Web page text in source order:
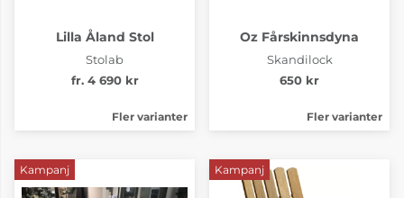
Lilla Åland Stol
Stolab
fr. 4 690 kr
Fler varianter
Oz Fårskinnsdyna
Skandilock
650 kr
Fler varianter
Kampanj Kampanj